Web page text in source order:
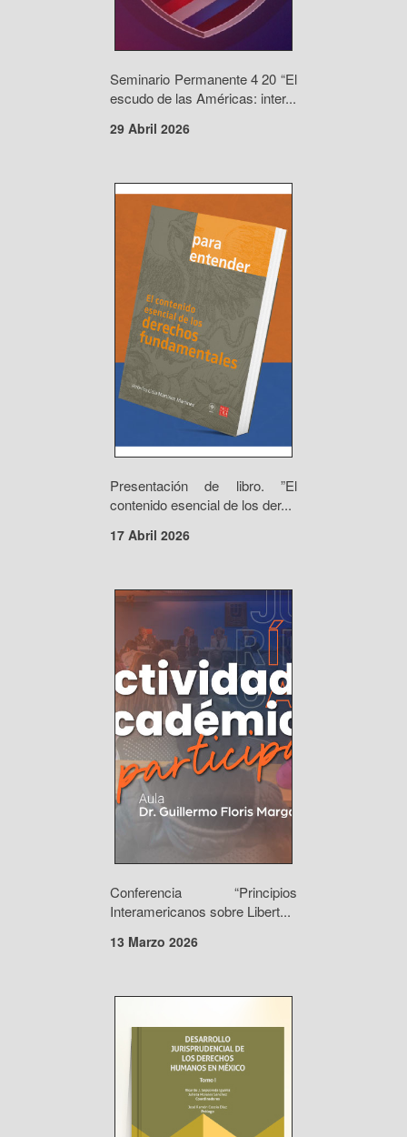
Seminario Permanente 4 20 “El
escudo de las Américas: inter...
29 Abril 2026
Presentación de libro. ”El
contenido esencial de los der...
17 Abril 2026
Conferencia “Principios
Interamericanos sobre Libert...
13 Marzo 2026